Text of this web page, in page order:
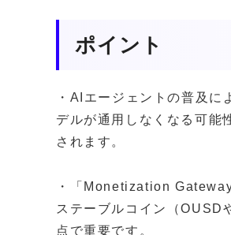
ポイント
・AIエージェントの普及
デルが通用しなくなる可能
されます。
・「Monetization
ステーブルコイン（OUSD
点で重要です。